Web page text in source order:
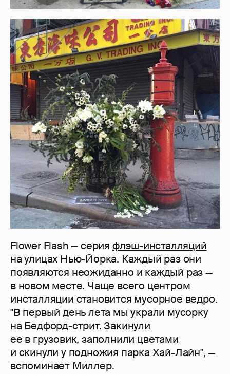
Flower Flash — серия флэш-инсталляций
на улицах Нью-Йорка. Каждый раз они
появляются неожиданно и каждый раз —
в новом месте. Чаще всего центром
инсталляции становится мусорное ведро.
"В первый день лета мы украли мусорку
на Бедфорд-стрит. Закинули
ее в грузовик, заполнили цветами
и скинули у подножия парка Хай-Лайн", —
вспоминает Миллер.